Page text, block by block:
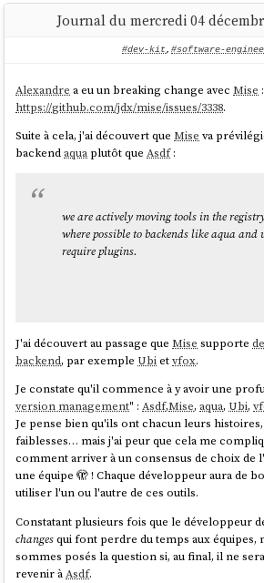
Comme mentionné plus haut,Jotairessemble
Analogy
Jotai is like Recoil. Zustand is like Redux.
...
Jotai state consists of atoms (i.e. bottom-
is one object (i.e. top-down).
Même en lisant la documentation Comparison
difficulté à comprendre quand préférer
En lisant la documentation,
Jotaime semble
utiliser que Zustand.
Avec l'aide deClaude Sonnet 4.5, je pense
préférer
Zustand à Jotai
Exemple Zustand
plusieurs parties du stateuseCartStoreen
import { create } from 'zustand'
J'ai trouvé ces threadsHacker News
AWS switch from gzip to
Zstandardsemble être fortement adopté au
des OSLinux:
TheLinuxkernel has included Zstandard
2017 (version 4.14) as a compression
andsquashfsfilesystems.
Packages Ubuntu Debian :
Journal du mercredi 04
#dev-kit, #software-
Alexandre a eu un breaking change avecMise :
https://github.com/jdx/mise/issues/3338.
Suite à cela, j'ai découvert queMise va
backendaqua plutôt queAsdf:
we are actively moving tools in the
where possible to backends like aqua
require plugins.
J'ai découvert au passage queMise supporte
backend, par exempleUbietvfox.
Je constate qu'il commence à y avoir une
version management" :Asdf,Mise,aqua,Ubi,
Je pense bien qu'ils ont chacun leurs
faiblesses… mais j'ai peur que cela me
comment arriver à un consensus de choix de
une équipe 🫣 ! Chaque développeur aura de
utiliser l'un ou l'autre de ces outils.
Constatant plusieurs fois que le développeur
changesqui font perdre du temps aux équipes,
sommes posés la question si, au final, il ne
revenir àAsdf.